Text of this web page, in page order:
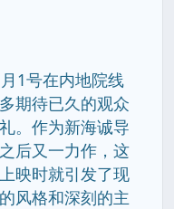
1号在内地院线
期待已久的观众
。作为新海诚导
后又一力作，这
映时就引发了现
风格和深刻的主